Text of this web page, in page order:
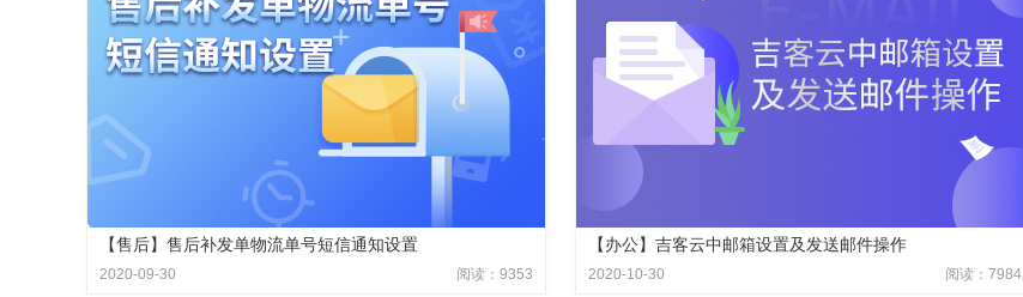
【售后】售后补发单物流单号短信通知设置
2020-09-30 阅读：9353
【办公】吉客云中邮箱设置及发送邮件操作
2020-10-30 阅读：7984